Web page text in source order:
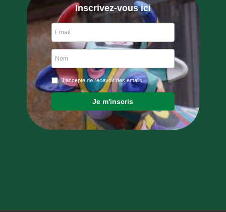
Inscrivez-vous ici
J'accepte de recevoir des emails
Je m'inscris